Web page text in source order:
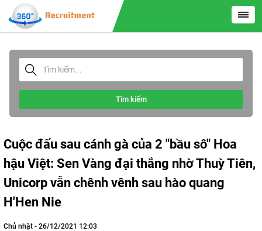
Tìm kiếm
Cuộc đấu sau cánh gà của 2 "bầu sô" Hoa
hậu Việt: Sen Vàng đại thắng nhờ Thuỳ Tiên,
Unicorp vẫn chênh vênh sau hào quang
H'Hen Nie
Chủ nhật - 26/12/2021 12:03